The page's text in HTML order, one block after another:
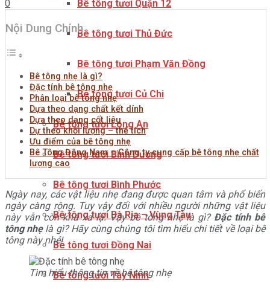
Bê tông tươi Quận 12
Bê tông tươi Thủ Đức
Bê tông tươi Phạm Văn Đồng
Bê tông tươi Củ Chi
Bê tông tươi Long An
Bê tông tươi Bình Dương
Bê tông tươi Bình Phước
Bê tông tươi Bà Rịa – Vùng Tàu
Bê tông tươi Đồng Nai
Bê tông tươi Tây Ninh
0
Nội Dung Chính
Bê tông nhẹ là gì?
Đặc tính bê tông nhẹ
Phân loại bê tông nhẹ
Dựa theo dạng chất kết dính
Dựa theo dạng cốt liệu
Dự theo khối lượng – thể tích
Ưu điểm của bê tông nhẹ
Bê Tông Đông Nam – Công ty cung cấp bê tông nhẹ chất
lượng cao
Ngày nay, các vật liệu nhẹ đang được quan tâm và phổ biến
ngày càng rộng. Tuy vậy đối với nhiều người những vật liệu
này vẫn còn khá xa lạ. Vậy bê tông nhẹ là gì? Đặc tính bê
tông nhẹlà gì? Hãy cùng chúng tôi tìm hiểu chi tiết về loại bê
tông này nhé!
Tìm hiểu thông tin về bê tông nhẹ